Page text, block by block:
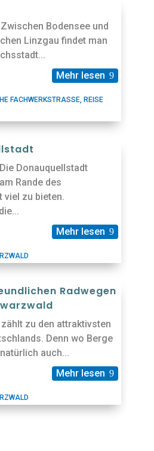
Bodensee und
Linzgau findet man
Mehr lesen
FACHWERKSTRASSE , REISE
Donauquellstadt
Rande des
viel zu bieten.
Mehr lesen
Radwegen
zu den attraktivsten
Denn wo Berge
auch...
Mehr lesen